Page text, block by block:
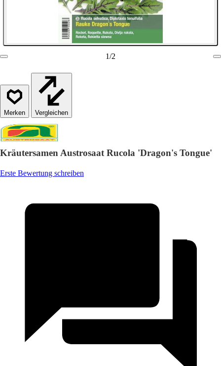
1/2
Vergleichen
Kräutersamen Austrosaat Rucola 'Dragon's Tongue'
Erste Bewertung schreiben